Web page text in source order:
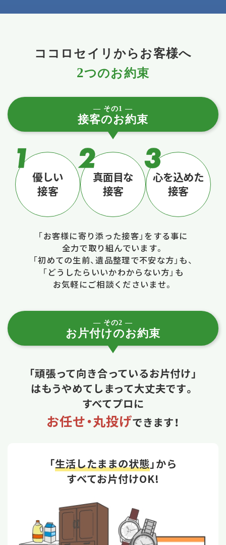
ココロセイリからお客様へ
2つのお約束
― その1 ―
接客のお約束
優しい
接客
真面目な
接客
心を込めた
接客
「お客様に寄り添った接客」をする事に
全力で取り組んでいます。
「初めての生前、遺品整理で不安な方」も、
「どうしたらいいかわからない方」も
お気軽にご相談くださいませ。
― その2 ―
お片付けのお約束
「頑張って向き合っているお片付け」
はもうやめてしまって大丈夫です。
すべてプロに
お任せ・丸投げできます！
「生活したままの状態」から
すべてお片付けOK!